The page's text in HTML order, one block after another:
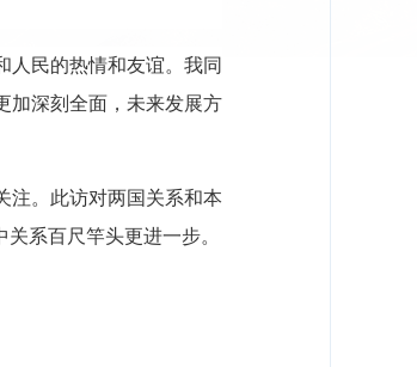
人民的热情和友谊。我同
加深刻全面，未来发展方
注。此访对两国关系和本
系百尺竿头更进一步。